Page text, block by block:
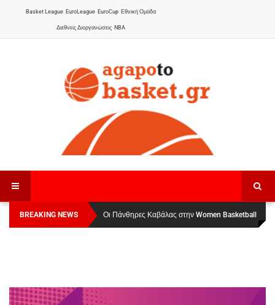
Basket League EuroLeague EuroCup Εθνική Ομάδα
Διεθνείς Διοργανώσεις NBA
BREAKING NEWS
Οι Πάνθηρες Καβάλας στην Women Basketball
League 1
Αναχώρησε για τα Γιάννενα η Εθνική Γυναικών